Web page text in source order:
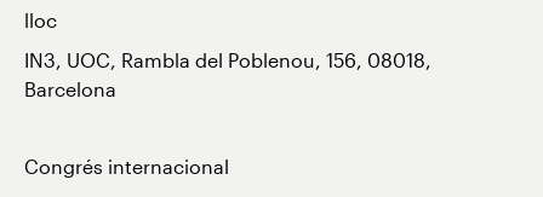
lloc
IN3, UOC, Rambla del Poblenou, 156, 08018,
Barcelona
Congrés internacional